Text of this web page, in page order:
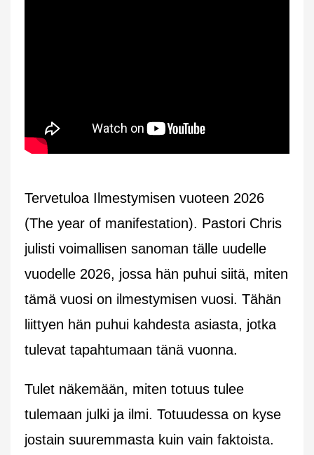
Tervetuloa Ilmestymisen vuoteen 2026
(The year of manifestation). Pastori Chris
julisti voimallisen sanoman tälle uudelle
vuodelle 2026, jossa hän puhui siitä, miten
tämä vuosi on ilmestymisen vuosi. Tähän
liittyen hän puhui kahdesta asiasta, jotka
tulevat tapahtumaan tänä vuonna.
Tulet näkemään, miten totuus tulee
tulemaan julki ja ilmi. Totuudessa on kyse
jostain suuremmasta kuin vain faktoista.